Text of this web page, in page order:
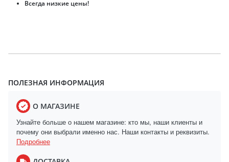
Всегда низкие цены!
ПОЛЕЗНАЯ ИНФОРМАЦИЯ
О МАГАЗИНЕ
Узнайте больше о нашем магазине: кто мы, наши клиенты и
почему они выбрали именно нас. Наши контакты и реквизиты.
Подробнее